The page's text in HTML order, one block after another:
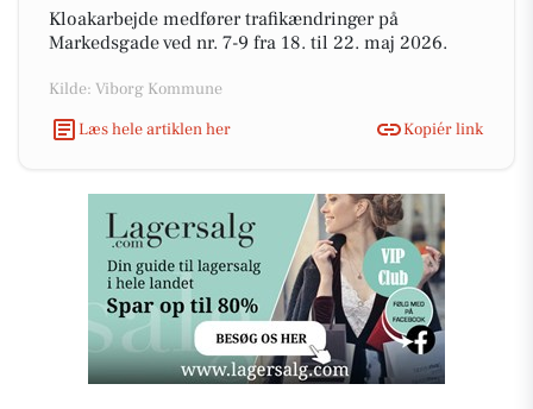
Kloakarbejde medfører trafikændringer på
Markedsgade ved nr. 7-9 fra 18. til 22. maj 2026.
Kilde: Viborg Kommune
Læs hele artiklen her
Kopiér link